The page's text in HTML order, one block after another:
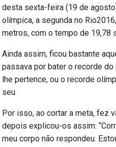
desta sexta-feira (19 de
olímpica, a segunda no
metros, com o tempo de 19,78
Ainda assim, ficou bastante
passava por bater o recorde
lhe pertence, ou o recorde
seu.
Por isso, ao cortar a meta, fez
depois explicou-os assim:
meu corpo não respondeu.